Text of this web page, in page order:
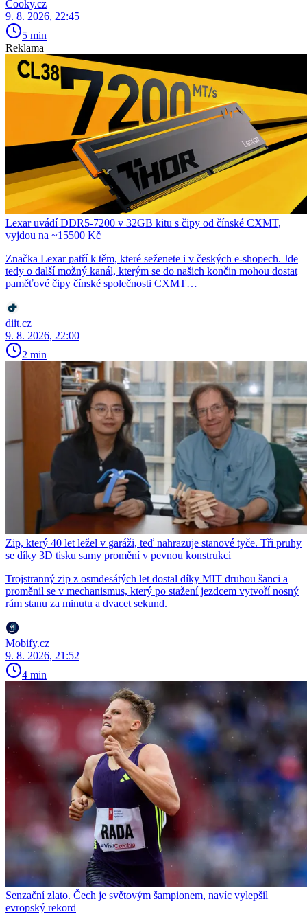
Cooky.cz
9. 8. 2026, 22:45
5 min
Reklama
Lexar uvádí DDR5-7200 v 32GB kitu s čipy od čínské CXMT,
vyjdou na ~15500 Kč
Značka Lexar patří k těm, které seženete i v českých e-shopech. Jde
tedy o další možný kanál, kterým se do našich končin mohou dostat
paměťové čipy čínské společnosti CXMT…
diit.cz
9. 8. 2026, 22:00
2 min
Zip, který 40 let ležel v garáži, teď nahrazuje stanové tyče. Tři pruhy
se díky 3D tisku samy promění v pevnou konstrukci
Trojstranný zip z osmdesátých let dostal díky MIT druhou šanci a
proměnil se v mechanismus, který po stažení jezdcem vytvoří nosný
rám stanu za minutu a dvacet sekund.
Mobify.cz
9. 8. 2026, 21:52
4 min
Senzační zlato. Čech je světovým šampionem, navíc vylepšil
evropský rekord